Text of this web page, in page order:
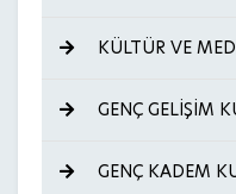
KÜLTÜR VE
GENÇ GELİŞİM
GENÇ KADEM